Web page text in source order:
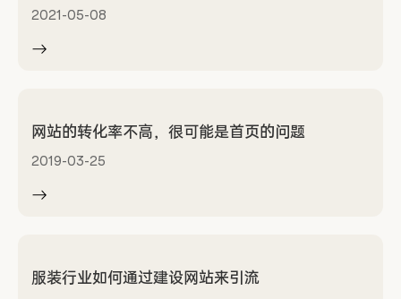
2021-05-08
网站的转化率不高，很可能是首页的问题
2019-03-25
服装行业如何通过建设网站来引流